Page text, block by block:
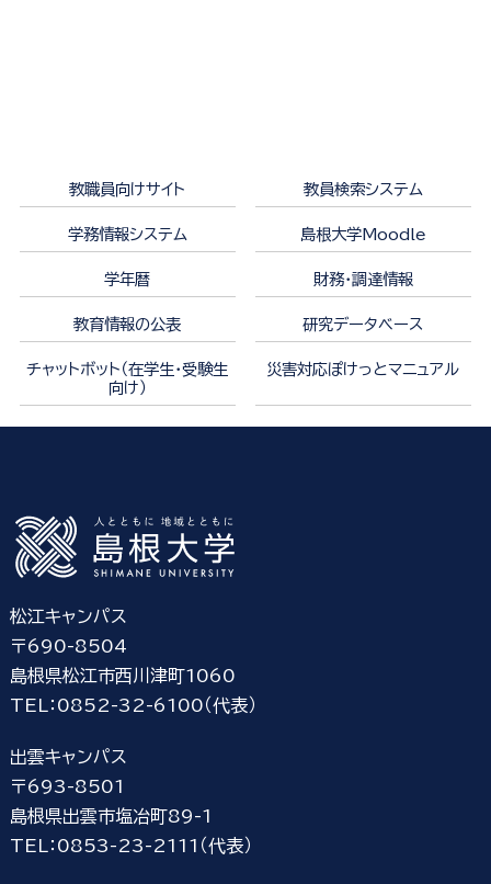
教職員向けサイト 教員検索システム
学務情報システム 島根大学Moodle
学年暦 財務・調達情報
教育情報の公表 研究データベース
チャットボット（在学生・受験生
向け）
災害対応ぽけっとマニュアル
松江キャンパス
〒690-8504
島根県松江市西川津町1060
TEL：0852-32-6100（代表）
出雲キャンパス
〒693-8501
島根県出雲市塩冶町89-1
TEL：0853-23-2111（代表）